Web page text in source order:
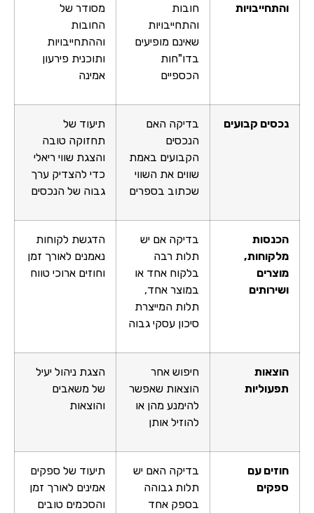
והתחייבויות
חובות
והתחייבויות
שאינם מופיעים
בדו"חות
הכספיים
מסודר של
החובות
וההתחייבויות
ותוכנית פירעון
אמינה
נכסים קבועים
בדיקה האם
הנכסים
הקבועים באמת
שווים את השווי
שכתוב בספרים
תיעוד של
תחזוקה טובה
והצגת שווי ריאלי
כדי להצדיק ערך
גבוה של הנכסים
הכנסות
מלקוחות,
מוצרים
ושירותים
בדיקה אם יש
תלות רבה
בלקוח אחד או
במוצר אחד,
תלות המייצרת
סיכון עסקי גבוה
הדגשת לקוחות
נאמנים לאורך זמן
וחוזים ארוכי טווח
הוצאות
תפעוליות
חיפוש אחר
הוצאות שאפשר
להימנע מהן או
להוזיל אותן
הצגת ניהול יעיל
של משאבים
והוצאות
חוזים עם
ספקים
בדיקה האם יש
תלות גבוהה
בספק אחד
תיעוד של ספקים
אמינים לאורך זמן
והסכמים טובים